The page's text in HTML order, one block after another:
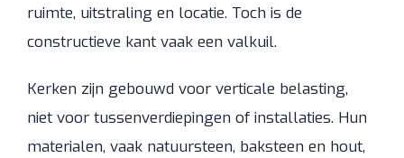
ruimte, uitstraling en locatie. Toch is de
constructieve kant vaak een valkuil.
Kerken zijn gebouwd voor verticale belasting,
niet voor tussenverdiepingen of installaties. Hun
materialen, vaak natuursteen, baksteen en hout,